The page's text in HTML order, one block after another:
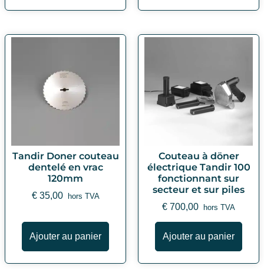
Tandir Doner couteau
dentelé en vrac
120mm
€35,00 hors TVA
Ajouter au panier
Couteau à döner
électrique Tandir 100
fonctionnant sur
secteur et sur piles
€ 700,00 hors TVA
Ajouter au panier